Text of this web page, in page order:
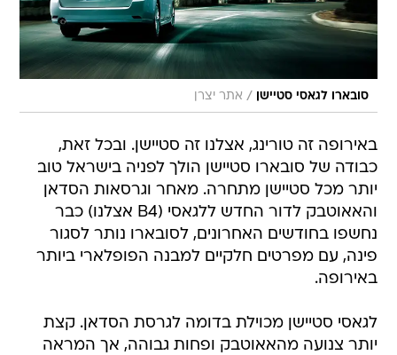
סובארו לגאסי סטיישן / אתר יצרן
באירופה זה טורינג, אצלנו זה סטיישן. ובכל זאת,
כבודה של סובארו סטיישן הולך לפניה בישראל טוב
יותר מכל סטיישן מתחרה. מאחר וגרסאות הסדאן
והאאוטבק לדור החדש ללגאסי (B4 אצלנו) כבר
נחשפו בחודשים האחרונים, לסובארו נותר לסגור
פינה, עם מפרטים חלקיים למבנה הפופלארי ביותר
באירופה.
לגאסי סטיישן מכוילת בדומה לגרסת הסדאן. קצת
יותר צנועה מהאאוטבק ופחות גבוהה, אך המראה